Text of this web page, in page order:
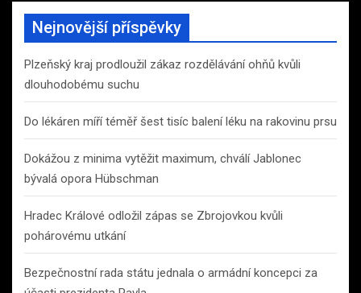
Nejnovější příspěvky
Plzeňský kraj prodloužil zákaz rozdělávání ohňů kvůli
dlouhodobému suchu
Do lékáren míří téměř šest tisíc balení léku na rakovinu prsu
Dokážou z minima vytěžit maximum, chválí Jablonec
bývalá opora Hübschman
Hradec Králové odložil zápas se Zbrojovkou kvůli
pohárovému utkání
Bezpečnostní rada státu jednala o armádní koncepci za